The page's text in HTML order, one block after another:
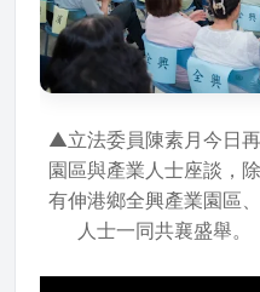
▲立法委員陳素月今日
園區與產業人士座談，
有伸港鄉全興產業園區
人士一同共襄盛舉。